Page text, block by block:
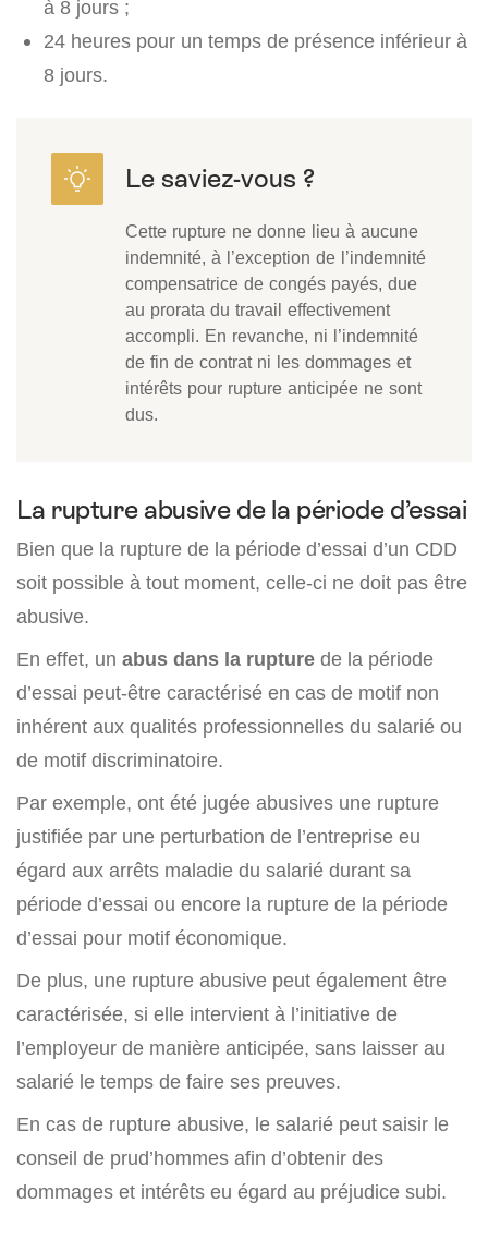
à 8 jours ;
24 heures pour un temps de présence inférieur à
8 jours.
Cette rupture ne donne lieu à aucune
indemnité, à l’exception de l’indemnité
compensatrice de congés payés, due
au prorata du travail effectivement
accompli. En revanche, ni l’indemnité
de fin de contrat ni les dommages et
intérêts pour rupture anticipée ne sont
dus.
La rupture abusive de la période d’essai
Bien que la rupture de la période d’essai d’un CDD
soit possible à tout moment, celle-ci ne doit pas être
abusive.
En effet, un abus dans la rupture de la période
d’essai peut-être caractérisé en cas de motif non
inhérent aux qualités professionnelles du salarié ou
de motif discriminatoire.
Par exemple, ont été jugée abusives une rupture
justifiée par une perturbation de l’entreprise eu
égard aux arrêts maladie du salarié durant sa
période d’essai ou encore la rupture de la période
d’essai pour motif économique.
De plus, une rupture abusive peut également être
caractérisée, si elle intervient à l’initiative de
l’employeur de manière anticipée, sans laisser au
salarié le temps de faire ses preuves.
En cas de rupture abusive, le salarié peut saisir le
conseil de prud’hommes afin d’obtenir des
dommages et intérêts eu égard au préjudice subi.